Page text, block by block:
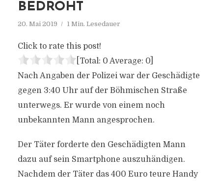
BEDROHT
20. Mai 2019 1 Min. Lesedauer
Click to rate this post!
[Total: 0 Average: 0]
Nach Angaben der Polizei war der Geschädigte
gegen 3:40 Uhr auf der Böhmischen Straße
unterwegs. Er wurde von einem noch
unbekannten Mann angesprochen.
Der Täter forderte den Geschädigten Mann
dazu auf sein Smartphone auszuhändigen.
Nachdem der Täter das 400 Euro teure Handy